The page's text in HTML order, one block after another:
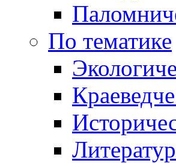
По тематике